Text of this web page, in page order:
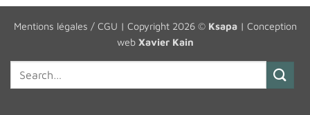
Mentions légales / CGU | Copyright 2026 © Ksapa| Conception
web Xavier Kain